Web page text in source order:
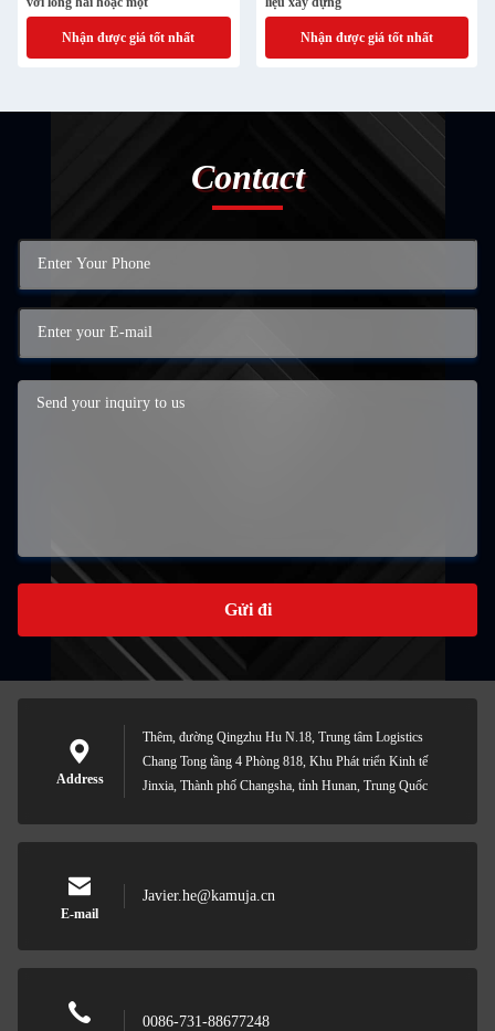
Nhận được giá tốt nhất Nhận được giá tốt nhất
Contact
Gửi đi
Address
Thêm, đường Qingzhu Hu N.18, Trung tâm Logistics
Chang Tong tầng 4 Phòng 818, Khu Phát triển Kinh tế
Jinxia, Thành phố Changsha, tỉnh Hunan, Trung Quốc
E-mail
Javier.he@kamuja.cn
0086-731-88677248